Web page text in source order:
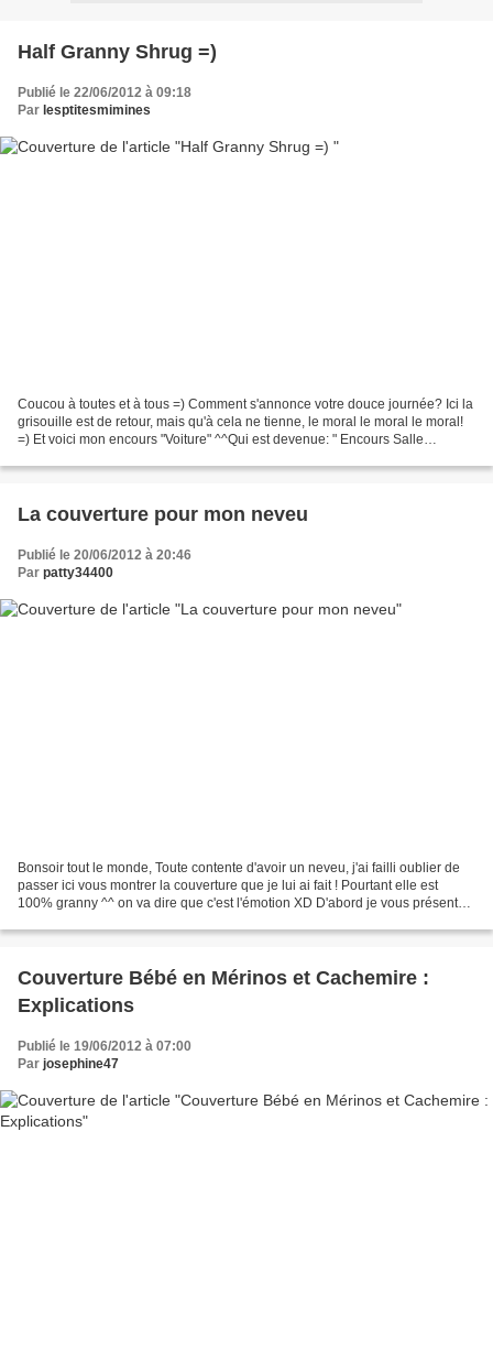
Half Granny Shrug =)
Publié le 22/06/2012 à 09:18
Par lesptitesmimines
Coucou à toutes et à tous =) Comment s'annonce votre douce journée? Ici la
grisouille est de retour, mais qu'à cela ne tienne, le moral le moral le moral!
=) Et voici mon encours "Voiture" ^^Qui est devenue: " Encours Salle
La couverture pour mon neveu
Publié le 20/06/2012 à 20:46
Par patty34400
Bonsoir tout le monde, Toute contente d'avoir un neveu, j'ai failli oublier de
passer ici vous montrer la couverture que je lui ai fait ! Pourtant elle est
100% granny ^^ on va dire que c'est l'émotion XD D'abord je vous présente
Couverture Bébé en Mérinos et Cachemire :
Explications
Publié le 19/06/2012 à 07:00
Par josephine47